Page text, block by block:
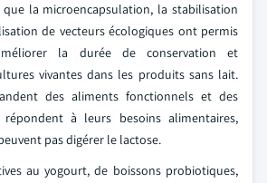
la microencapsulation, la stabilisation
de vecteurs écologiques ont permis
la durée de conservation et
vivantes dans les produits sans lait.
des aliments fonctionnels et des
à leurs besoins alimentaires,
pas digérer le lactose.
au yogourt, de boissons probiotiques,